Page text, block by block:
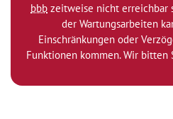
bbb zeitweise nicht erreichbar
der Wartungsarbeiten
Einschränkungen oder
Funktionen kommen. Wir bitten